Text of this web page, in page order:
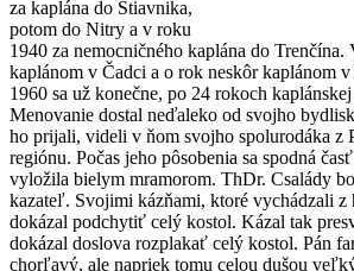
za kaplána do Štiavnika,
potom do Nitry a v roku
1940 za nemocničného kaplána do
kaplánom v Čadci a o rok neskôr kaplánom
1960 sa už konečne, po 24 rokoch
Menovanie dostal neďaleko od svojho
ho prijali, videli v ňom svojho spolurodáka z
regiónu. Počas jeho pôsobenia sa spodná
vyložila bielym mramorom. ThDr. Családy
kazateľ. Svojimi kázňami, ktoré vychádzali z
dokázal podchytiť celý kostol. Kázal tak
dokázal doslova rozplakať celý kostol. Pán
chorľavý, ale napriek tomu celou dušou